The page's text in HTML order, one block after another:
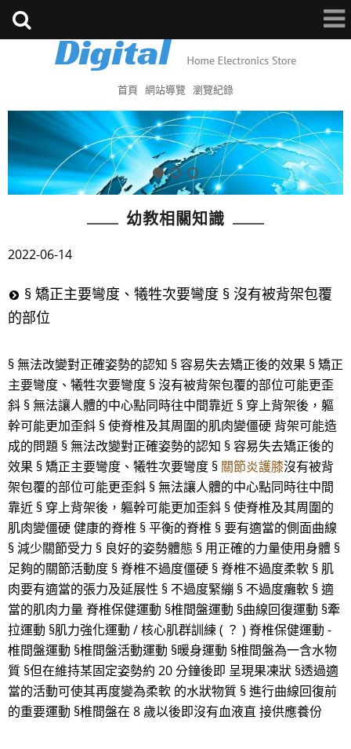
首頁 網站導覽 瀏覽紀錄
幼教相關知識
2022-06-14
§ 矯正主要彎度、犧牲次要彎度 § 沒有被背架包覆
的部位
§ 無法改變對正確姿勢的認知 § 容易失去矯正後的效果 § 矯正
主要彎度、犧牲次要彎度 § 沒有被背架包覆的部位可能更歪
斜 § 無法讓人體的中心點同時往中間靠近 § 穿上背架後，軀
幹可能更加歪斜 § 使脊椎及其周圍的肌肉變僵硬 背架可能造
成的問題 § 無法改變對正確姿勢的認知 § 容易失去矯正後的
效果 § 矯正主要彎度、犧牲次要彎度 § 關節炎護膝沒有被背
架包覆的部位可能更歪斜 § 無法讓人體的中心點同時往中間
靠近 § 穿上背架後，軀幹可能更加歪斜 § 使脊椎及其周圍的
肌肉變僵硬 健康的脊椎 § 平衡的脊椎 § 要有適當的側面曲線
§ 減少關節受力 § 良好的姿勢體態 § 用正確的力量使用身體 §
足夠的關節活動度 § 脊椎不過度僵硬 § 脊椎不過度柔軟 § 肌
肉要有適當的張力及延展性 § 不過度緊繃 § 不過度癱軟 § 適
當的肌肉力量 脊椎保健運動 §椎間盤運動 §曲線回復運動 §牽
拉運動 §肌力強化運動 / 核心肌群訓練 ( ？ ) 脊椎保健運動 -
椎間盤運動 §椎間盤活動運動 §暖身運動 §椎間盤為一含水物
質 §但在維持某固定姿勢約 20 分鐘後即 呈現果凍狀 §透過適
當的活動可使其再度變為柔軟 的水狀物質 § 進行曲線回復前
的重要運動 §椎間盤在 8 歲以後即沒有血液直 接供應養份